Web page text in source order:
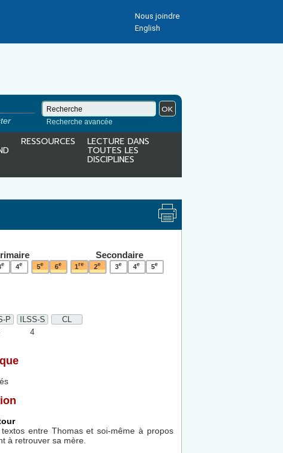
Nous joindre
English
OK
Recherche avancée
RESSOURCES LECTURE DANS
TOUTES LES
DISCIPLINES
Secondaire
e 4e 5e 6e 1re 2e 3e 4e 5e
P ILSS-S
CL
4
entre Thomas et soi-même à propos
à retrouver sa mère.